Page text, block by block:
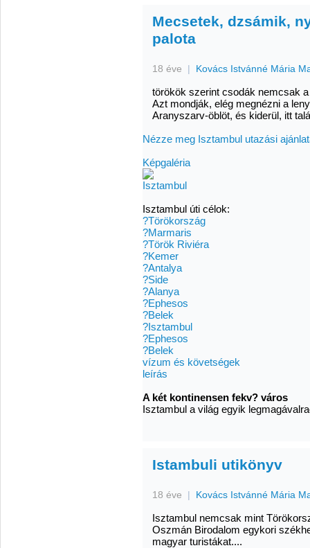
Mecsetek, dzsámik,
palota
18 éve | Kovács Istvánné Mária
törökök szerint csodák nemcsak
Azt mondják, elég megnézni a
Aranyszarv-öblöt, és kiderül, itt
Nézze meg Isztambul utazási
Képgaléria
Isztambul úti célok:
?Törökország
?Marmaris
?Török Riviéra
?Kemer
?Antalya
?Side
?Alanya
?Ephesos
?Belek
?Isztambul
?Ephesos
?Belek
vízum és követségek
leírás
A két kontinensen fekv? város
Isztambul a világ egyik
Istambuli utikönyv
18 éve | Kovács Istvánné Mária
Isztambul nemcsak mint
Oszmán Birodalom egykori
magyar turistákat....